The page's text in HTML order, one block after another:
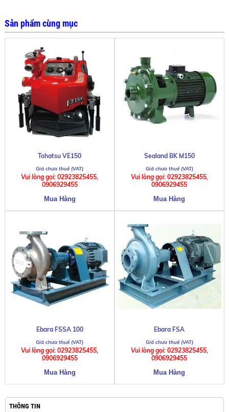
Sản phẩm cùng mục
Tohatsu VE150
Vui lòng gọi: 02923825455,
0906929455
Sealand BK M150
Vui lòng gọi: 02923825455,
0906929455
Ebara FSSA 100
Vui lòng gọi: 02923825455,
0906929455
Ebara FSA
Vui lòng gọi: 02923825455,
0906929455
THÔNG TIN